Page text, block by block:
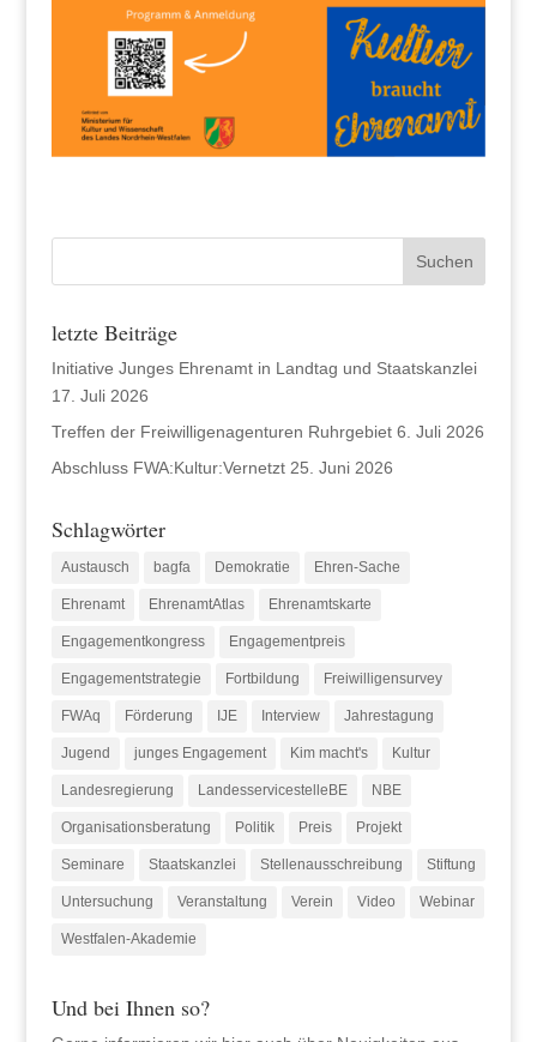
letzte Beiträge
Initiative Junges Ehrenamt in Landtag und Staatskanzlei
17. Juli 2026
Treffen der Freiwilligenagenturen Ruhrgebiet 6. Juli 2026
Abschluss FWA:Kultur:Vernetzt 25. Juni 2026
Schlagwörter
Austausch bagfa Demokratie Ehren-Sache
Ehrenamt EhrenamtAtlas Ehrenamtskarte
Engagementkongress Engagementpreis
Engagementstrategie Fortbildung Freiwilligensurvey
FWAq Förderung IJE Interview Jahrestagung
Jugend junges Engagement Kim macht's Kultur
Landesregierung LandesservicestelleBE NBE
Organisationsberatung Politik Preis Projekt
Seminare Staatskanzlei Stellenausschreibung Stiftung
Untersuchung Veranstaltung Verein Video Webinar
Westfalen-Akademie
Und bei Ihnen so?